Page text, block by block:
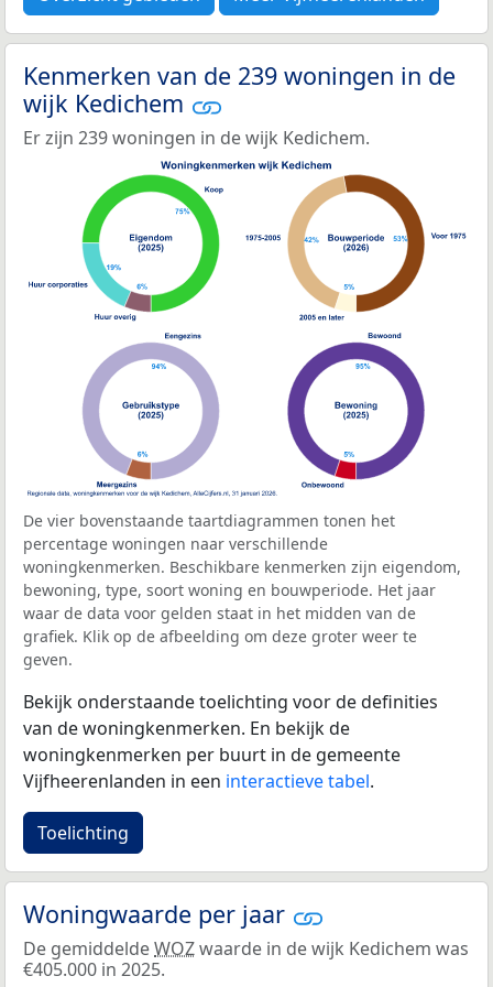
Kenmerken van de 239 woningen in de
wijk Kedichem
Er zijn 239 woningen in de wijk Kedichem.
De vier bovenstaande taartdiagrammen tonen het
percentage woningen naar verschillende
woningkenmerken. Beschikbare kenmerken zijn eigendom,
bewoning, type, soort woning en bouwperiode. Het jaar
waar de data voor gelden staat in het midden van de
grafiek. Klik op de afbeelding om deze groter weer te
geven.
Bekijk onderstaande toelichting voor de definities
van de woningkenmerken. En bekijk de
woningkenmerken per buurt in de gemeente
Vijfheerenlanden in een interactieve tabel.
Toelichting
Woningwaarde per jaar
De gemiddeldeWOZwaarde in de wijk Kedichem was
€405.000 in 2025.